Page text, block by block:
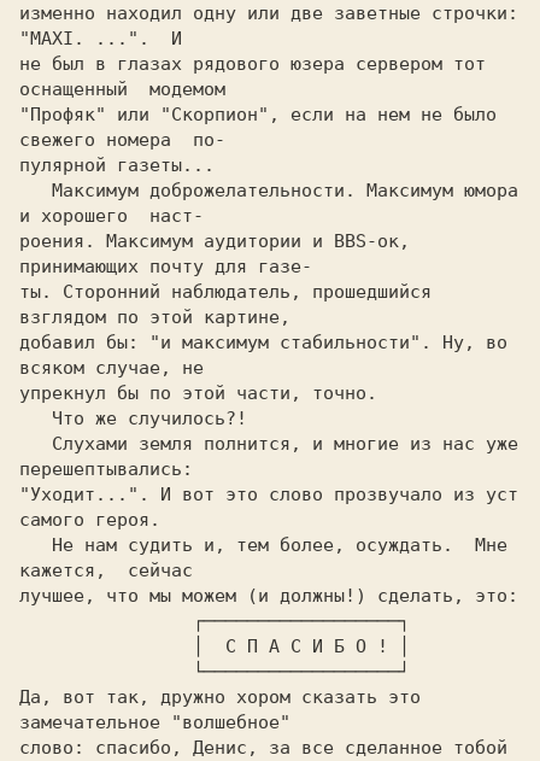
изменно находил одну или две заветные строчки:
"MAXI. ...".  И
не был в глазах рядового юзера сервером тот
оснащенный  модемом
"Профяк" или "Скорпион", если на нем не было
свежего номера  по-
пулярной газеты...
и хорошего  наст-
роения. Максимум аудитории и BBS-ок,
принимающих почту для газе-
ты. Сторонний наблюдатель, прошедшийся
взглядом по этой картине,
добавил бы: "и максимум стабильности". Ну, во
всяком случае, не
упрекнул бы по этой части, точно.
перешептывались:
"Уходит...". И вот это слово прозвучало из уст
самого героя.
кажется,  сейчас
лучшее, что мы можем (и должны!) сделать, это:
Да, вот так, дружно хором сказать это
замечательное "волшебное"
слово: спасибо, Денис, за все сделанное тобой